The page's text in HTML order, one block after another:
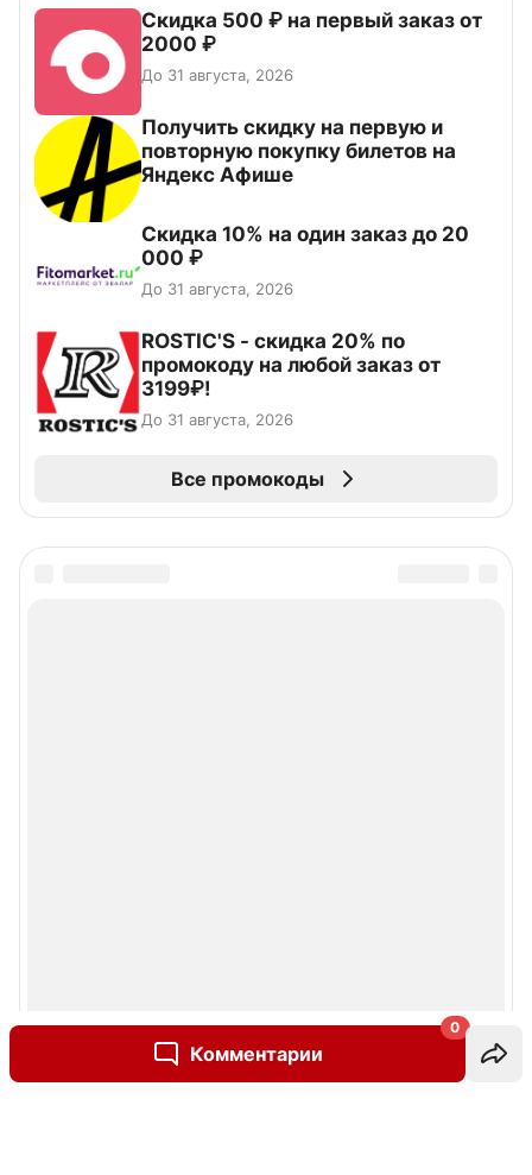
Комментарии
0
Скидка 500 ₽ на первый заказ от
2000 ₽
До 31 августа, 2026
Получить скидку на первую и
повторную покупку билетов на
Яндекс Афише
Скидка 10% на один заказ до 20
000 ₽
До 31 августа, 2026
ROSTIC'S - скидка 20% по
промокоду на любой заказ от
3199₽!
До 31 августа, 2026
Все промокоды